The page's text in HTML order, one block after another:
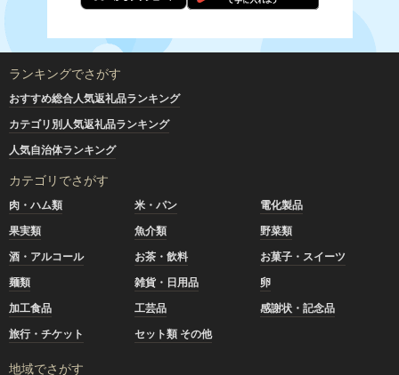
ランキングでさがす
おすすめ総合人気返礼品ランキング
カテゴリ別人気返礼品ランキング
人気自治体ランキング
カテゴリでさがす
肉・ハム類 米・パン
電化製品
果実類
魚介類
野菜類
酒・アルコール
お茶・飲料
お菓子・スイーツ
麺類
雑貨・日用品
卵
加工食品
工芸品
感謝状・記念品
旅行・チケット
セット類 その他
地域でさがす